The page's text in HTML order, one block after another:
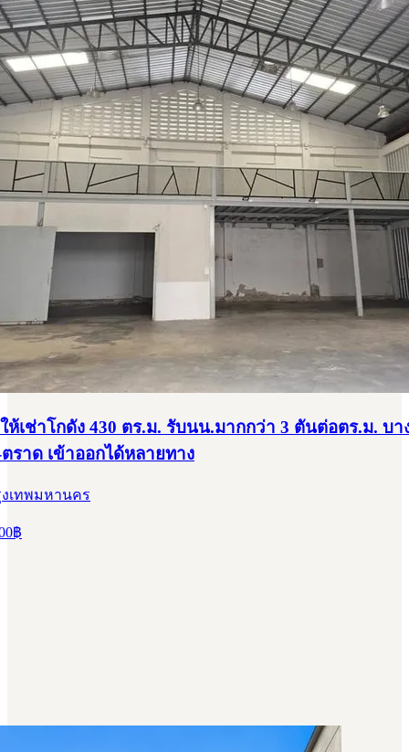
ห้เช่าโกดัง 430 ตร.ม. รับนน.มากกว่า 3 ตันต่อตร.ม. บา
ราด เข้าออกได้หลายทาง
เทพมหานคร
฿